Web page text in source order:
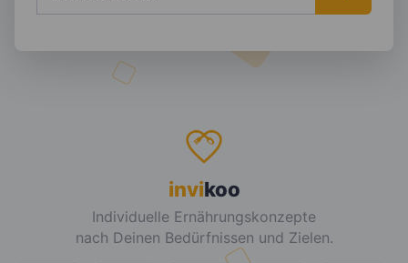
invikoo
Individuelle Ernährungskonzepte
nach Deinen Bedürfnissen und Zielen.